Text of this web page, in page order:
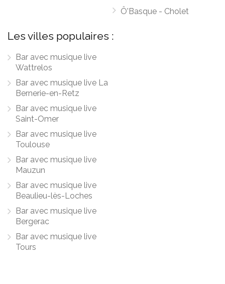
Ô'Basque - Cholet
Les villes populaires :
Bar avec musique live
Wattrelos
Bar avec musique live La
Bernerie-en-Retz
Bar avec musique live
Saint-Omer
Bar avec musique live
Toulouse
Bar avec musique live
Mauzun
Bar avec musique live
Beaulieu-lès-Loches
Bar avec musique live
Bergerac
Bar avec musique live
Tours